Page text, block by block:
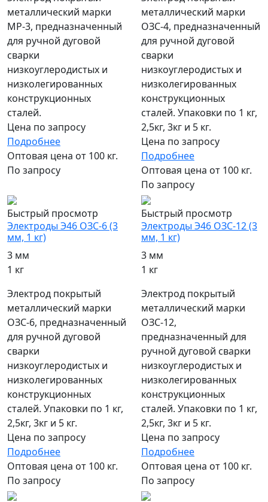
металлический марки
МР-3, предназначенный
для ручной дуговой
сварки
низкоуглеродистых и
низколегированных
конструкционных
сталей.
Цена по запросу
Подробнее
Оптовая цена от 100 кг.
По запросу
металлический марки
ОЗС-4, предназначенный
для ручной дуговой
сварки
низкоуглеродистых и
низколегированных
конструкционных
сталей. Упаковки по 1 кг,
2,5кг, 3кг и 5 кг.
Цена по запросу
Подробнее
Оптовая цена от 100 кг.
По запросу
Быстрый просмотр
Электроды Э46 ОЗС-6 (3
мм, 1 кг)
3 мм
1 кг
Электрод покрытый
металлический марки
ОЗС-6, предназначенный
для ручной дуговой
сварки
низкоуглеродистых и
низколегированных
конструкционных
сталей. Упаковки по 1 кг,
2,5кг, 3кг и 5 кг.
Цена по запросу
Подробнее
Оптовая цена от 100 кг.
По запросу
Быстрый просмотр
Электроды Э46 ОЗС-12 (3
мм, 1 кг)
3 мм
1 кг
Электрод покрытый
металлический марки
ОЗС-12,
предназначенный для
ручной дуговой сварки
низкоуглеродистых и
низколегированных
конструкционных
сталей. Упаковки по 1 кг,
2,5кг, 3кг и 5 кг.
Цена по запросу
Подробнее
Оптовая цена от 100 кг.
По запросу